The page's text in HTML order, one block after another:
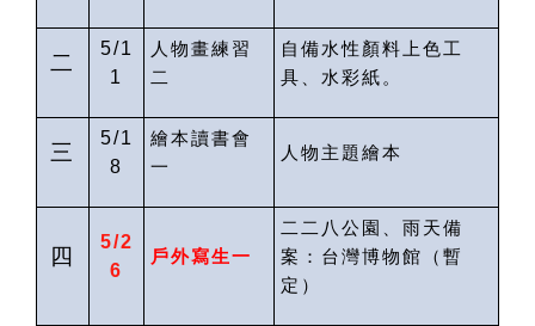
二
5/1
1
人物畫練習
二
自備水性顏料上色工
具、水彩紙。
三
5/1
8
繪本讀書會
一
人物主題繪本
四
5/2
6
戶外寫生一
二二八公園、雨天備
案：台灣博物館
（暫
定）